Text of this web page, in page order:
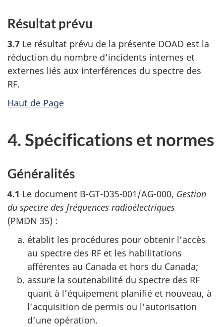
Résultat prévu
3.7 Le résultat prévu de la présente DOAD est la
réduction du nombre d’incidents internes et
externes liés aux interférences du spectre des
RF.
Haut de Page
4. Spécifications et normes
Généralités
4.1 Le document B-GT-D35-001/AG-000, Gestion
du spectre des fréquences radioélectriques
(PMDN 35) :
établit les procédures pour obtenir l’accès
au spectre des RF et les habilitations
afférentes au Canada et hors du Canada;
assure la soutenabilité du spectre des RF
quant à l’équipement planifié et nouveau, à
l’acquisition de permis ou l’autorisation
d’une opération.